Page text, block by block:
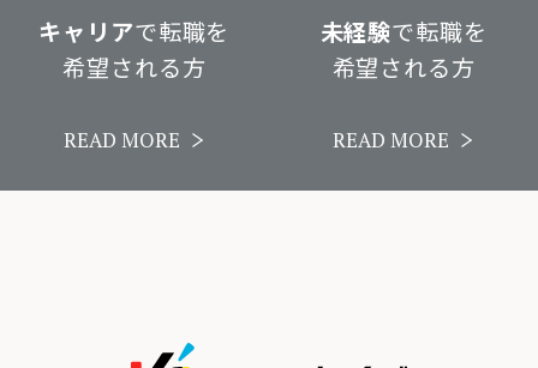
きます。
事業者名：株式会社ケイズ
電話：0859-32-1761
認定個人情報保護団体の名称：一般財団
キャリアで転職を
希望される方
READ MORE
未経験で転職を
希望される方
READ MORE